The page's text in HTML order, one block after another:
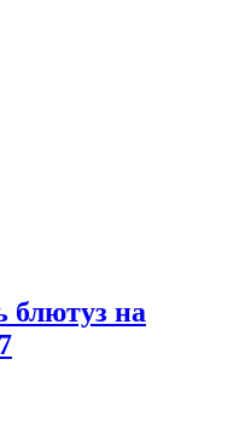
блютуз на